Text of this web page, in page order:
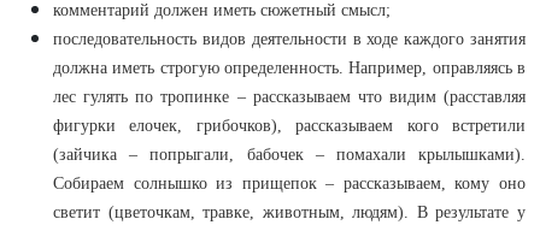
комментарий должен иметь сюжетный смысл;
последовательность видов деятельности в ходе каждого занятия
должна иметь строгую определенность. Например, оправляясь в
лес гулять по тропинке – рассказываем что видим (расставляя
фигурки елочек, грибочков), рассказываем кого встретили
(зайчика – попрыгали, бабочек – помахали крылышками).
Собираем солнышко из прищепок – рассказываем, кому оно
светит (цветочкам, травке, животным, людям). В результате у